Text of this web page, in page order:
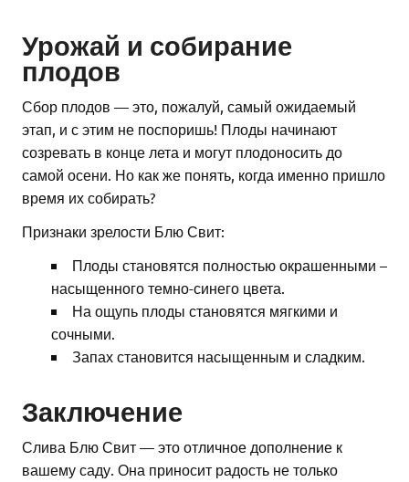
Урожай и собирание
плодов
Сбор плодов — это, пожалуй, самый ожидаемый
этап, и с этим не поспоришь! Плоды начинают
созревать в конце лета и могут плодоносить до
самой осени. Но как же понять, когда именно пришло
время их собирать?
Признаки зрелости Блю Свит:
Плоды становятся полностью окрашенными –
насыщенного темно-синего цвета.
На ощупь плоды становятся мягкими и
сочными.
Запах становится насыщенным и сладким.
Заключение
Слива Блю Свит — это отличное дополнение к
вашему саду. Она приносит радость не только